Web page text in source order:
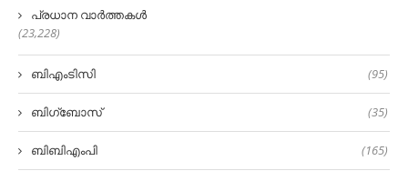
പ്രധാന വാർത്തകൾ
(23,228)
ബിഎംടിസി (95)
ബിഗ്‌ബോസ് (35)
ബിബിഎംപി (165)